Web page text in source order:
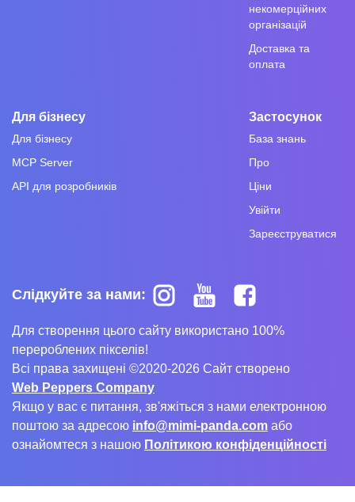
некомерційних
організацій
Доставка та
оплата
Для бізнесу
Для бізнесу
MCP Server
API для розробників
Застосунок
База знань
Про
Ціни
Увійти
Зареєструватися
Слідкуйте за нами:
Для створення цього сайту використано 100%
перероблених пікселів!
Всі права захищені ©2020-2026 Сайт створено
Web Peppers Company
Якщо у вас є питання, зв'яжіться з нами електронною
поштою за адресою info@mimi-panda.com або
ознайомтеся з нашою Політикою конфіденційності